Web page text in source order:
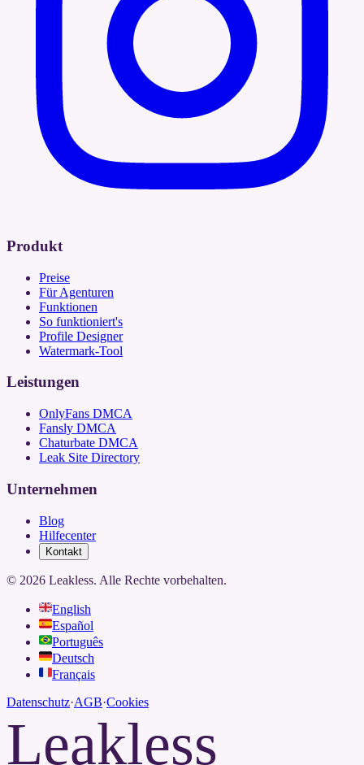
Produkt
Preise
Für Agenturen
Funktionen
So funktioniert's
Profile Designer
Watermark-Tool
Leistungen
OnlyFans DMCA
Fansly DMCA
Chaturbate DMCA
Leak Site Directory
Unternehmen
Blog
Hilfecenter
Kontakt
© 2026 Leakless. Alle Rechte vorbehalten.
English
Español
Português
Deutsch
Français
Datenschutz·AGB·Cookies
Leakless